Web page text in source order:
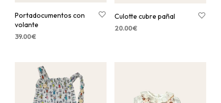
Portadocumentos con
volante
39.00€
Culotte cubre pañal
20.00€